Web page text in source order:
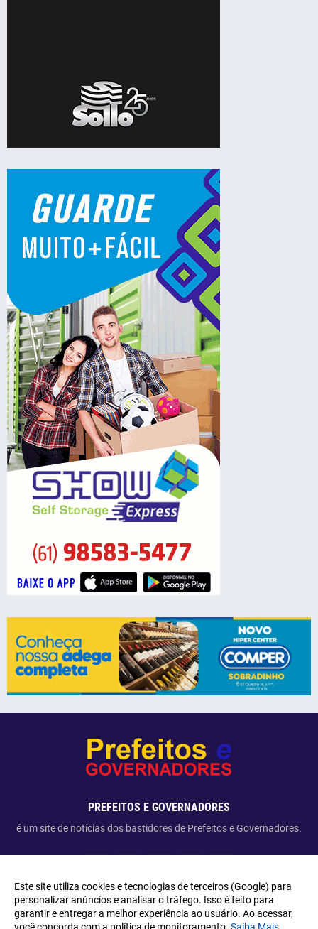
PREFEITOS E GOVERNADORES
é um site de notícias dos bastidores de Prefeitos e Governadores.
Copyright ©2026 Prefeitos e Governadores
Este site utiliza cookies e tecnologias de terceiros (Google) para
personalizar anúncios e analisar o tráfego. Isso é feito para
garantir e entregar a melhor experiência ao usuário. Ao acessar,